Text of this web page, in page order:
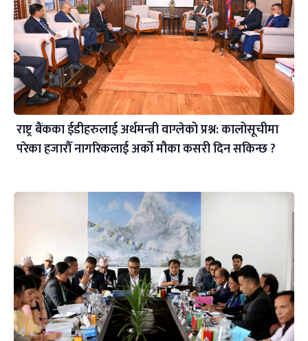
राष्ट्र बैंकका ईडीहरुलाई अर्थमन्त्री वाग्लेको प्रश्न: कालोसूचीमा
परेका हजारौँ नागरिकलाई अर्को मौका कसरी दिन सकिन्छ ?